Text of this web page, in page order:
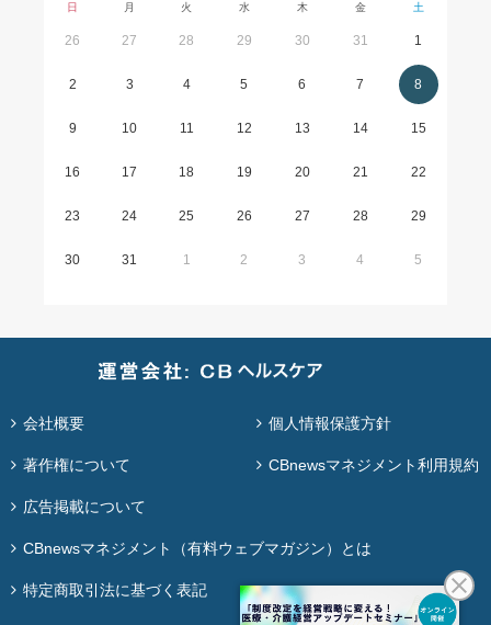
日 月 火 水 木 金 土
26 27 28 29 30 31 1
2 3 4 5 6 7 8
9 10 11 12 13 14 15
16 17 18 19 20 21 22
23 24 25 26 27 28 29
30 31 1 2 3 4 5
会社概要 個人情報保護方針
著作権について CBnewsマネジメント利用規約
広告掲載について
CBnewsマネジメント（有料ウェブマガジン）とは
特定商取引法に基づく表記